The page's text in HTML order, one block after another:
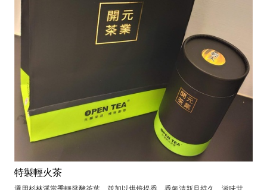
特製輕火茶